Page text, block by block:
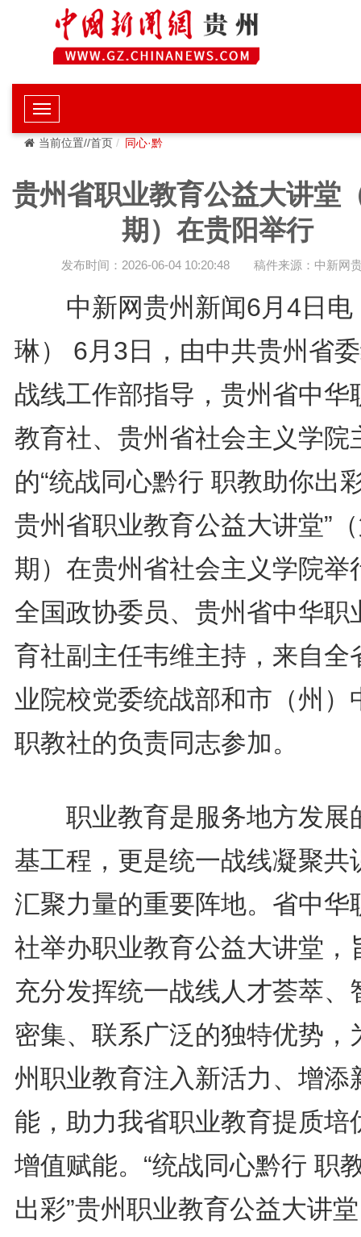
当前位置//首页 同心·黔
贵州省职业教育公益大讲堂
期）在贵阳举行
发布时间：2026-06-04 10:20:48 稿件来源：中新网
中新网贵州新闻6月4日电
琳） 6月3日，由中共贵州省
战线工作部指导，贵州省中华
教育社、贵州省社会主义学院
的“统战同心黔行 职教助你
贵州省职业教育公益大讲堂”
期）在贵州省社会主义学院举
全国政协委员、贵州省中华职
育社副主任韦维主持，来自全
业院校党委统战部和市（州）
职教社的负责同志参加。
职业教育是服务地方发展
基工程，更是统一战线凝聚共
汇聚力量的重要阵地。省中华
社举办职业教育公益大讲堂，
充分发挥统一战线人才荟萃、
密集、联系广泛的独特优势，
州职业教育注入新活力、增添
能，助力我省职业教育提质培
增值赋能。“统战同心黔行 职
出彩”贵州职业教育公益大讲